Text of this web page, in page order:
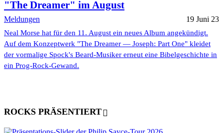
"The Dreamer" im August
Meldungen 19 Juni 23
Neal Morse hat für den 11. August ein neues Album angekündigt.
Auf dem Konzeptwerk "The Dreamer — Joseph: Part One" kleidet
der vormalige Spock's Beard-Musiker erneut eine Bibelgeschichte in
ein Prog-Rock-Gewand.
ROCKS PRÄSENTIERT